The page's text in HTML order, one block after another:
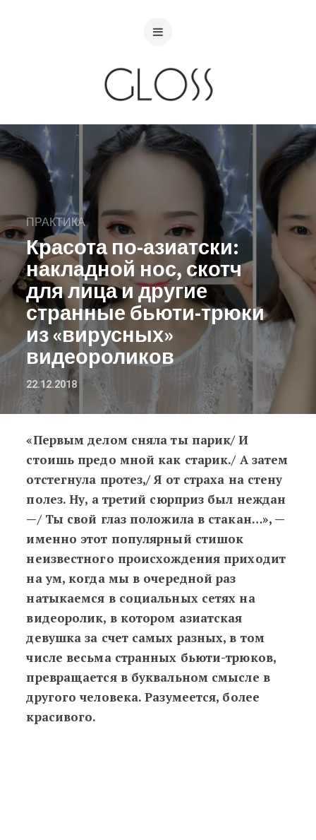
ПРАКТИКА
Красота по-азиатски:
накладной нос, скотч
для лица и другие
странные бьюти-трюки
из «вирусных»
видеороликов
22.12.2018
Красота по-азиатски: накладной
«Первым делом сняла ты парик/ И
стоишь предо мной как старик./ А затем
отстегнула протез,/ Я от страха на стену
полез. Ну, а третий сюрприз был неждан
—/ Ты свой глаз положила в стакан…», —
именно этот популярный стишок
неизвестного происхождения приходит
на ум, когда мы в очередной раз
натыкаемся в социальных сетях на
видеоролик, в котором азиатская
девушка за счет самых разных, в том
числе весьма странных бьюти-трюков,
превращается в буквальном смысле в
другого человека. Разумеется, более
красивого.